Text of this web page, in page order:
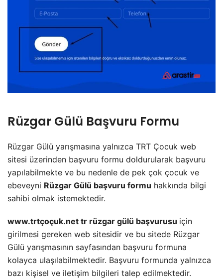
Rüzgar Gülü Başvuru Formu
Rüzgar Gülü yarışmasına yalnızca TRT Çocuk web
sitesi üzerinden başvuru formu doldurularak başvuru
yapılabilmekte ve bu nedenle de pek çok çocuk ve
ebeveyni Rüzgar Gülü başvuru formu hakkında bilgi
sahibi olmak istemektedir.
www.trtçoçuk.net tr rüzgar gülü başvurusu için
girilmesi gereken web sitesidir ve bu sitede Rüzgar
Gülü yarışmasının sayfasından başvuru formuna
kolayca ulaşılabilmektedir. Başvuru formunda yalnızca
bazı kişisel ve iletişim bilgileri talep edilmektedir.